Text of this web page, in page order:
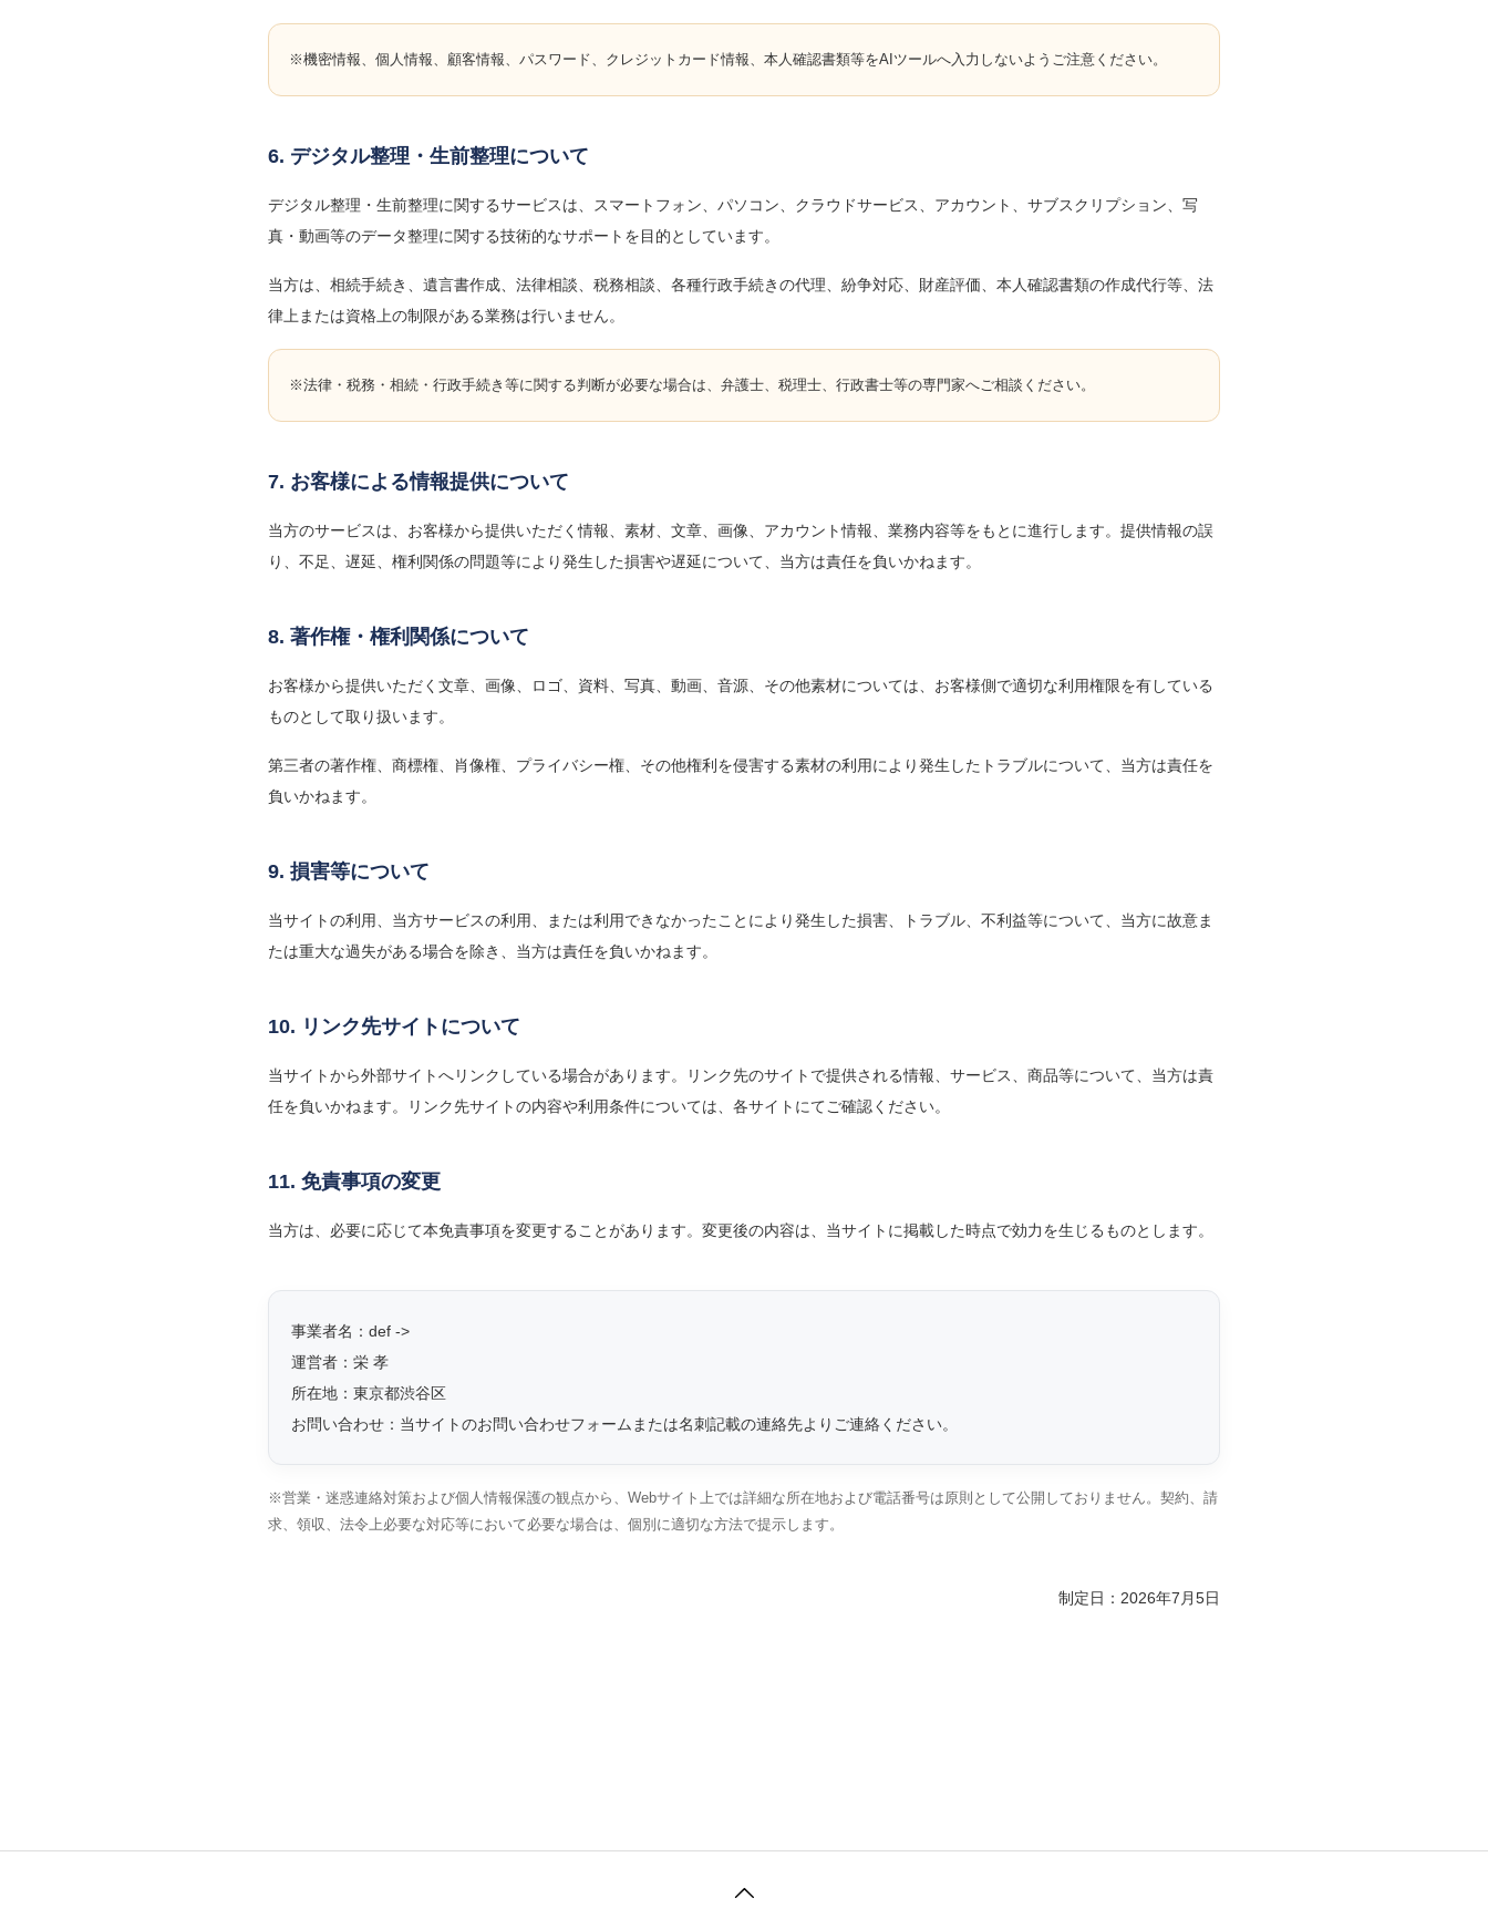
※機密情報、個人情報、顧客情報、パスワード、クレジットカード情報、本人確認書類等をAIツールへ入力しないようご注意ください。
6. デジタル整理・生前整理について
デジタル整理・生前整理に関するサービスは、スマートフォン、パソコン、クラウドサービス、アカウント、サブスクリプション、写
真・動画等のデータ整理に関する技術的なサポートを目的としています。
当方は、相続手続き、遺言書作成、法律相談、税務相談、各種行政手続きの代理、紛争対応、財産評価、本人確認書類の作成代行等、法
律上または資格上の制限がある業務は行いません。
※法律・税務・相続・行政手続き等に関する判断が必要な場合は、弁護士、税理士、行政書士等の専門家へご相談ください。
7. お客様による情報提供について
当方のサービスは、お客様から提供いただく情報、素材、文章、画像、アカウント情報、業務内容等をもとに進行します。提供情報の誤
り、不足、遅延、権利関係の問題等により発生した損害や遅延について、当方は責任を負いかねます。
8. 著作権・権利関係について
お客様から提供いただく文章、画像、ロゴ、資料、写真、動画、音源、その他素材については、お客様側で適切な利用権限を有している
ものとして取り扱います。
第三者の著作権、商標権、肖像権、プライバシー権、その他権利を侵害する素材の利用により発生したトラブルについて、当方は責任を
負いかねます。
9. 損害等について
当サイトの利用、当方サービスの利用、または利用できなかったことにより発生した損害、トラブル、不利益等について、当方に故意ま
たは重大な過失がある場合を除き、当方は責任を負いかねます。
10. リンク先サイトについて
当サイトから外部サイトへリンクしている場合があります。リンク先のサイトで提供される情報、サービス、商品等について、当方は責
任を負いかねます。リンク先サイトの内容や利用条件については、各サイトにてご確認ください。
11. 免責事項の変更
当方は、必要に応じて本免責事項を変更することがあります。変更後の内容は、当サイトに掲載した時点で効力を生じるものとします。
事業者名：def ->
運営者：栄 孝
所在地：東京都渋谷区
お問い合わせ：当サイトのお問い合わせフォームまたは名刺記載の連絡先よりご連絡ください。
※営業・迷惑連絡対策および個人情報保護の観点から、Webサイト上では詳細な所在地および電話番号は原則として公開しておりません。契約、請
求、領収、法令上必要な対応等において必要な場合は、個別に適切な方法で提示します。
制定日：2026年7月5日